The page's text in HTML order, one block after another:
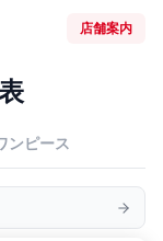
店舗案内
ンピース